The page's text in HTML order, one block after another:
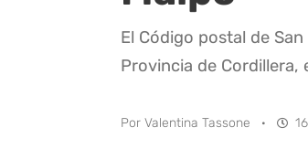
El Código postal de
Provincia de Cordillera,
Por Valentina Tassone ·